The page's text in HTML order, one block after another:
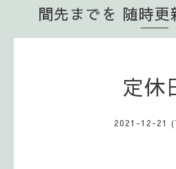
間先までを 随時更
定休
2021-12-21